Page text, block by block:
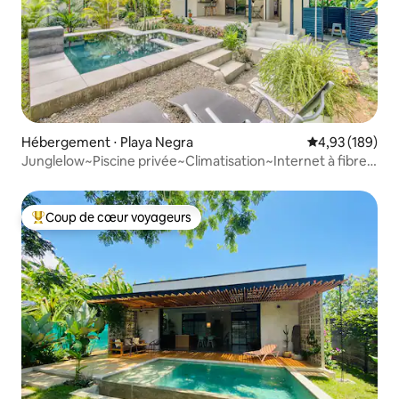
Hébergement ⋅ Playa Negra Évaluation
4,93 (189)
Junglelow~Piscine privée~Climatisation~Internet à fibre
Coups de cœur voyageurs les plus appréciés
Coup de cœur voyageurs